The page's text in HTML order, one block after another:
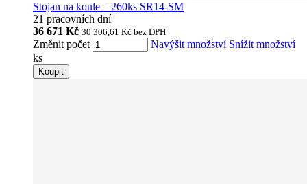
Stojan na koule – 260ks SR14-SM
21 pracovních dní
36 671 Kč 30 306,61 Kč bez DPH
Změnit počet Navýšit množství Snížit množství
ks
Koupit